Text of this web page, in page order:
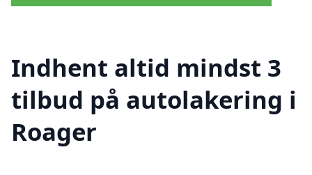
Indhent altid mindst 3
tilbud på autolakering i
Roager